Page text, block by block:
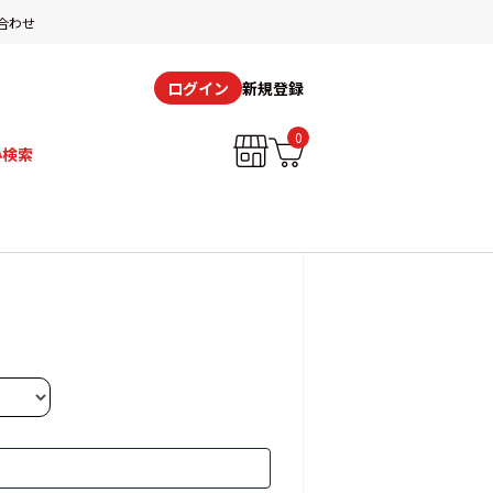
わせ
ログイン 新規登録
索
0